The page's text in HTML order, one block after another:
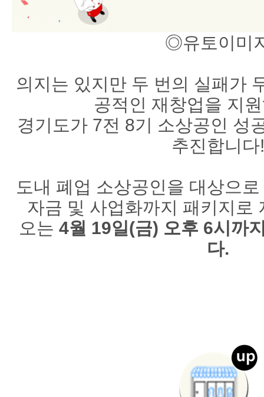
◎유토이미
의지는 있지만 두 번의 실패가
공적인 재창업을 지
경기도가 7전 8기 소상공인 성
추진합니다!
도내 폐업 소상공인을 대상으
자금 및 사업화까지 패키지로
오는 4월 19일(금) 오후 6시까
다.